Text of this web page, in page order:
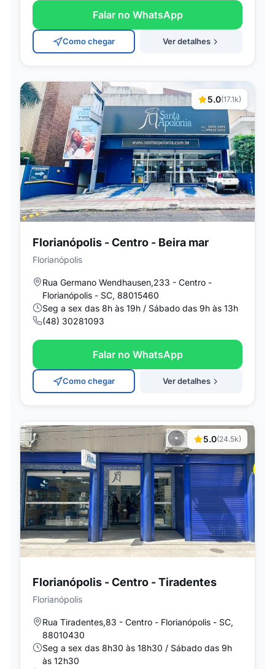
Falar no WhatsApp
Como chegar Ver detalhes
5.0(17.1k)
Florianópolis - Centro - Beira mar
Florianópolis
Rua Germano Wendhausen,233 - Centro -
Florianópolis - SC, 88015460
Seg a sex das 8h às 19h / Sábado das 9h às 13h
(48) 30281093
Falar no WhatsApp
Como chegar Ver detalhes
5.0(24.5k)
Florianópolis - Centro - Tiradentes
Florianópolis
Rua Tiradentes,83 - Centro - Florianópolis - SC,
88010430
Seg a sex das 8h30 às 18h30 / Sábado das 9h
às 12h30